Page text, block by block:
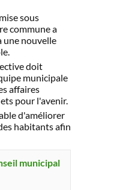
sous
commune a
une nouvelle
doit
municipale
affaires
pour l'avenir.
d'améliorer
habitants afin
municipal